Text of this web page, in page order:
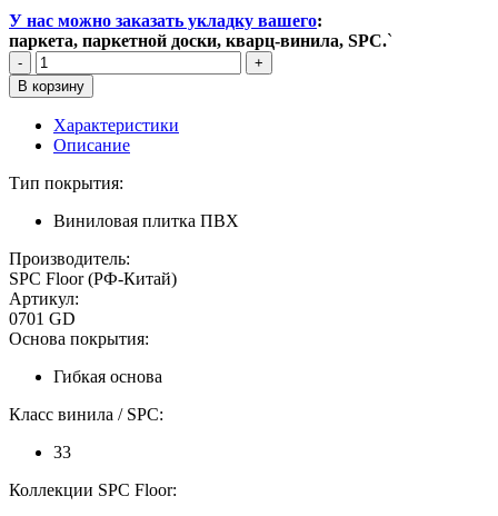
У нас можно заказать укладку вашего:
паркета, паркетной доски, кварц-винила, SPC.`
Характеристики
Описание
Тип покрытия:
Виниловая плитка ПВХ
Производитель:
SPC Floor (РФ-Китай)
Артикул:
0701 GD
Основа покрытия:
Гибкая основа
Класс винила / SPC:
33
Коллекции SPC Floor: